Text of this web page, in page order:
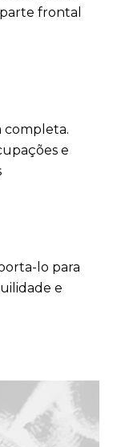
frontal
completa.
e
lo para
e